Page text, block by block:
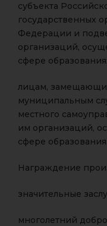
субъекта
государственных
Федерации и
организаций,
сфере образования;
лицам,
муниципальным
местного
им организаций,
сфере образования.
Награждение
значительные
многолетний